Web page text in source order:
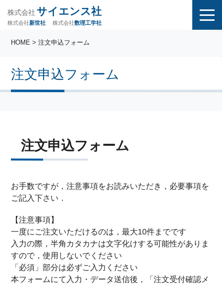
株式会社 サイエンス社
株式会社新世社 株式会社数理工学社
注文申込フォーム
HOME > 注文申込フォーム
注文申込フォーム
お手数ですが，注意事項をお読みいただき，必要事項を
ご記入下さい．
【注意事項】
一度にご注文いただけるのは，最大10件までです
入力の際，半角カタカナは文字化けする可能性がありま
すので，使用しないでください
「必須」部分は必ずご入力ください
本フォームにて入力・データ送信後，「注文受付確認メ